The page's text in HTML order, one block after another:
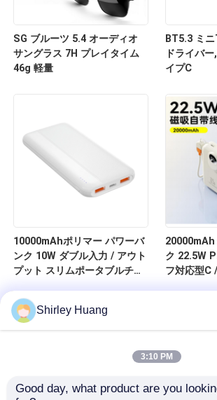
SG ブルーツ 5.4 オーディオ
サングラス 7H プレイタイム
46g 軽量
BT5.3 ミ
ドライバ
イプC
10000mAhポリマー パワーバ
ンク 10W ダブル入力 / アウト
プット スリムポータブルチャ
20000mAh
ク 22.5W
フ対応型C
Shirley Huang
3:10 PM
Good day, what product are you